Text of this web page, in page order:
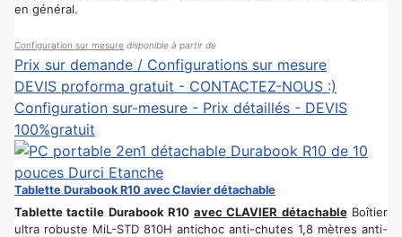
en général.
Configuration sur mesure disponible à partir de
Prix sur demande / Configurations sur mesure
DEVIS proforma gratuit - CONTACTEZ-NOUS :)
Configuration sur-mesure - Prix détaillés - DEVIS
100%gratuit
Tablette Durabook R10 avec Clavier détachable
Tablette tactile Durabook R10 avec CLAVIER détachableBoîtier
ultra robuste MiL-STD 810H antichoc anti-chutes 1,8 mètres anti-